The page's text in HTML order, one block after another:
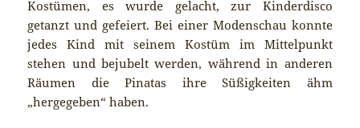
Kostümen, es wurde gelacht, zur Kinderdisco
getanzt und gefeiert. Bei einer Modenschau konnte
jedes Kind mit seinem Kostüm im Mittelpunkt
stehen und bejubelt werden, während in anderen
Räumen die Pinatas ihre Süßigkeiten ähm
„hergegeben“ haben.